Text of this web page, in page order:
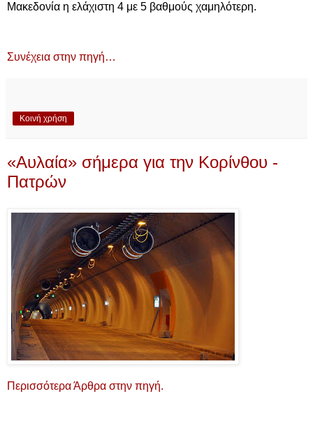
Μακεδονία η ελάχιστη 4 με 5 βαθμούς χαμηλότερη.
Συνέχεια στην πηγή…
Κοινή χρήση
«Αυλαία» σήμερα για την Κορίνθου -
Πατρών
Περισσότερα Άρθρα στην πηγή.